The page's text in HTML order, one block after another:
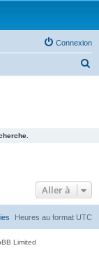
Connexion
e
Aller à
Heures au format UTC
Limited